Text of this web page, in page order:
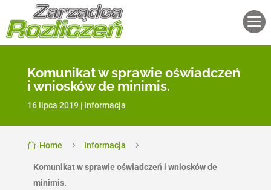

Komunikat w sprawie oświadczeń
i wniosków de minimis.
16 lipca 2019| Informacja
 Home 5 Informacja 5
Komunikat w sprawie oświadczeń i wniosków de
minimis.